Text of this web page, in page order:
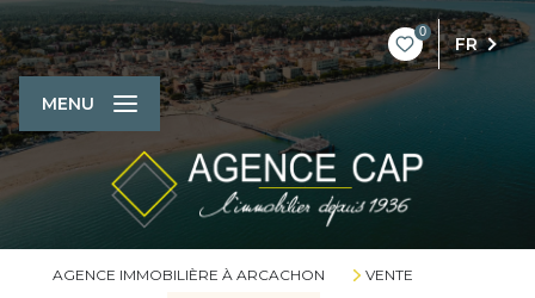
0
FR
MENU
AGENCE IMMOBILIÈRE À ARCACHON
VENTE